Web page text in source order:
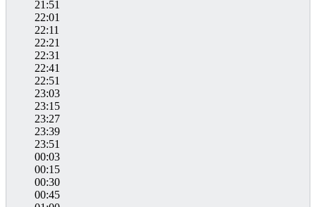
21:51
22:01
22:11
22:21
22:31
22:41
22:51
23:03
23:15
23:27
23:39
23:51
00:03
00:15
00:30
00:45